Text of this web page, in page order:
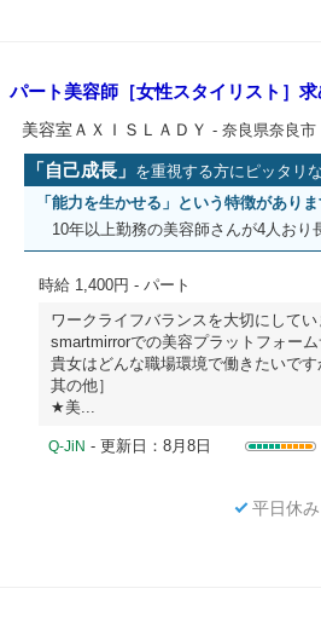
パート美容師［女性スタイリスト］
美容室ＡＸＩＳＬＡＤＹ - 奈良県奈良市
「自己成長」 を重視する方にピッタリ
「能力を生かせる」という特徴があり
10年以上勤務の美容師さんが4人お
時給 1,400円 - パート
ワークライフバランスを大切にして
smartmirrorでの美容プラットフォー
貴女はどんな職場環境で働きたいで
其の他］
★美...
Q-JiN - 更新日：8月8日
平日休み